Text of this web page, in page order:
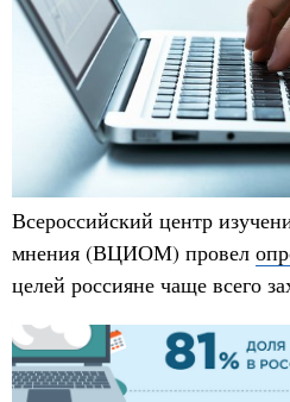
Всероссийский центр
мнения (ВЦИОМ) провел
целей россияне чаще всего